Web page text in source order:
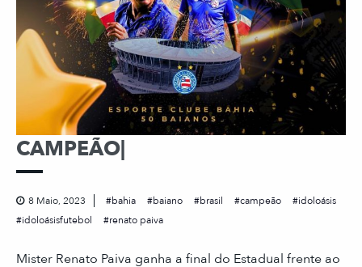
CAMPEÃO|
8 Maio, 2023 bahia baiano brasil campeão
idoloásis
idoloásisfutebol
renato paiva
Mister Renato Paiva ganha a final do Estadual frente ao